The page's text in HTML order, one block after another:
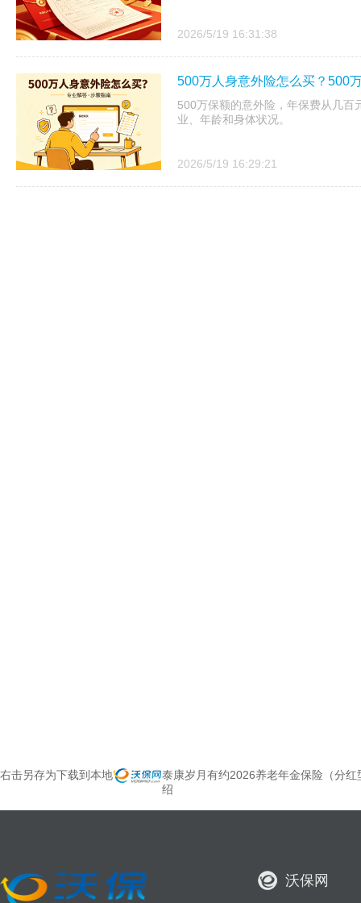
2026/5/19 16:31:38
500万人身意外险怎么买？500
500万保额的意外险，年保费从几
业、年龄和身体状况。
2026/5/19 16:29:21
右击另存为下载到本地
泰康岁月有约2026养老年金保险（分
绍
沃保网